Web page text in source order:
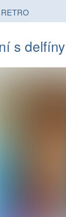
RETROHRY
s